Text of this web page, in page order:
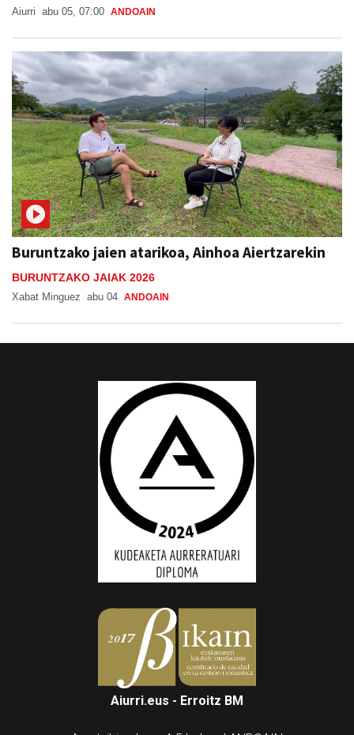
Aiurri abu 05, 07:00 ANDOAIN
Buruntzako jaien atarikoa, Ainhoa Aiertzarekin
BURUNTZAKO JAIAK 2026
Xabat Minguez abu 04 ANDOAIN
Aiurri.eus - Erroitz BM